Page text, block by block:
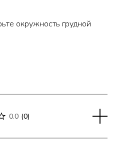
окружность грудной
0.0 (0)